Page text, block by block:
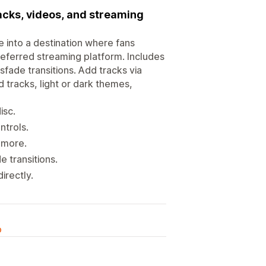
videos, and streaming
into a destination where fans
streaming platform. Includes
transitions. Add tracks via
tracks, light or dark themes,
transitions.